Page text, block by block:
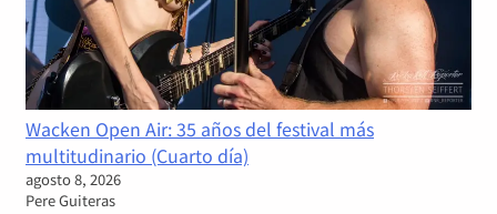
Wacken Open Air: 35 años del festival más
multitudinario (Cuarto día)
agosto 8, 2026
Pere Guiteras